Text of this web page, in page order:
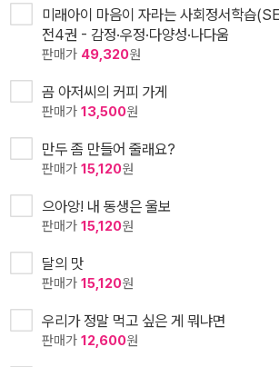
미래아이 마음이 자라는 사회정서학습
전4권 - 감정·우정·다양성·나다움
판매가 49,320원
곰 아저씨의 커피 가게
판매가 13,500원
만두 좀 만들어 줄래요?
판매가 15,120원
으아앙! 내 동생은 울보
판매가 15,120원
달의 맛
판매가 15,120원
우리가 정말 먹고 싶은 게 뭐냐면
판매가 12,600원